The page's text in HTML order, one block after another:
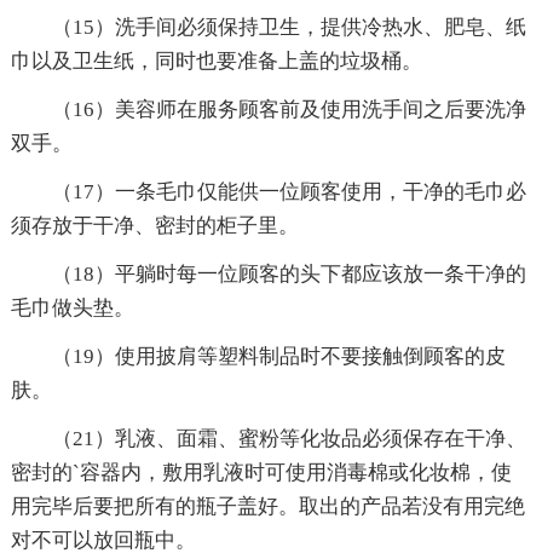
（15）洗手间必须保持卫生，提供冷热水、肥皂、纸
巾以及卫生纸，同时也要准备上盖的垃圾桶。
（16）美容师在服务顾客前及使用洗手间之后要洗净
双手。
（17）一条毛巾仅能供一位顾客使用，干净的毛巾必
须存放于干净、密封的柜子里。
（18）平躺时每一位顾客的头下都应该放一条干净的
毛巾做头垫。
（19）使用披肩等塑料制品时不要接触倒顾客的皮
肤。
（21）乳液、面霜、蜜粉等化妆品必须保存在干净、
密封的`容器内，敷用乳液时可使用消毒棉或化妆棉，使
用完毕后要把所有的瓶子盖好。取出的产品若没有用完绝
对不可以放回瓶中。